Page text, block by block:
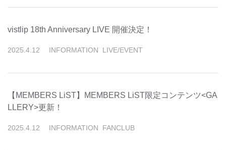
vistlip 18th Anniversary LIVE 開催決定！
2025 4 12 INFORMATION LIVE/EVENT
【MEMBERS LiST】MEMBERS LiST限定コンテンツ<GA
LLERY>更新！
2025 4 12 INFORMATION FANCLUB